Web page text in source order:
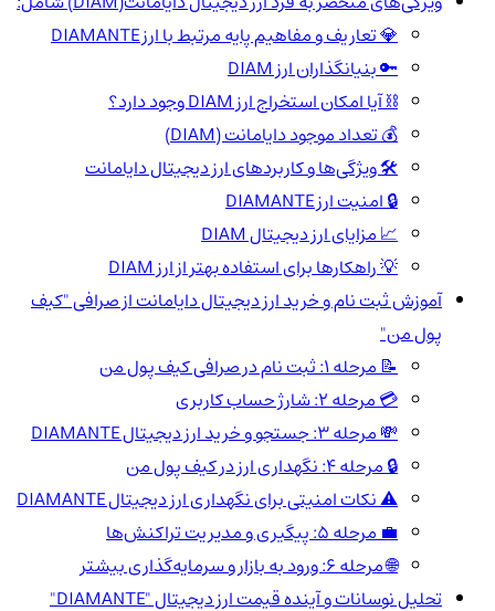
💎 تعاریف و مفاهیم پایه مرتبط با ارز DIAMANTE
🔑 بنیانگذاران ارز DIAM
⛓️ آیا امکان استخراج ارز DIAM وجود دارد؟
💰 تعداد موجود دایامانت (DIAM)
🛠️ ویژگی‌ها و کاربردهای ارز دیجیتال دایامانت
🔒 امنیت ارز DIAMANTE
📈 مزایای ارز دیجیتال DIAM
💡 راهکارها برای استفاده بهتر از ارز DIAM
آموزش ثبت نام و خرید ارز دیجیتال دایامانت از صرافی "کیف
پول من"
📝 مرحله 1: ثبت نام در صرافی کیف پول من
💳 مرحله 2: شارژ حساب کاربری
💸 مرحله 3: جستجو و خرید ارز دیجیتال DIAMANTE
🔒 مرحله 4: نگهداری ارز در کیف پول من
⚠️ نکات امنیتی برای نگهداری ارز دیجیتال DIAMANTE
💼 مرحله 5: پیگیری و مدیریت تراکنش‌ها
🌐 مرحله 6: ورود به بازار و سرمایه‌گذاری بیشتر
تحلیل نوسانات و آینده قیمت ارز دیجیتال "DIAMANTE"